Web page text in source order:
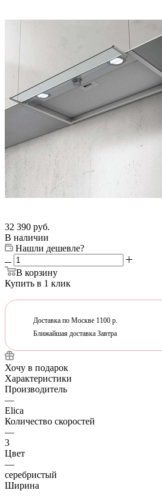
32 390 руб.
В наличии
Нашли дешевле?
В корзину
Купить в 1 клик
Доставка по Москве 1100 р.
Ближайшая доставка Завтра
Хочу в подарок
Характеристики
Производитель
—
Elica
Количество скоростей
—
3
Цвет
—
серебристый
Ширина